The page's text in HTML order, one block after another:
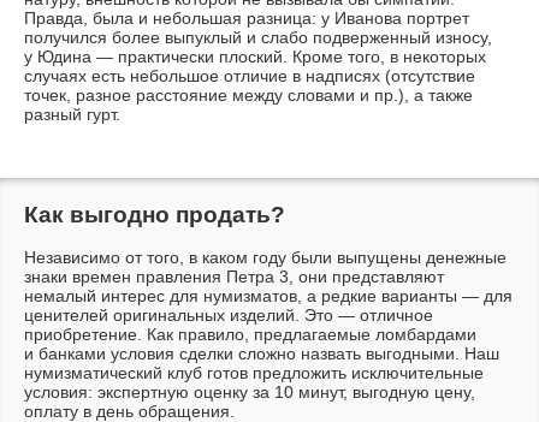
Правда, была и небольшая разница: у Иванова портрет
получился более выпуклый и слабо подверженный износу,
у Юдина — практически плоский. Кроме того, в некоторых
случаях есть небольшое отличие в надписях (отсутствие
точек, разное расстояние между словами и пр.), а также
разный гурт.
Как выгодно продать?
Независимо от того, в каком году были выпущены денежные
знаки времен правления Петра 3, они представляют
немалый интерес для нумизматов, а редкие варианты — для
ценителей оригинальных изделий. Это — отличное
приобретение. Как правило, предлагаемые ломбардами
и банками условия сделки сложно назвать выгодными. Наш
нумизматический клуб готов предложить исключительные
условия: экспертную оценку за 10 минут, выгодную цену,
оплату в день обращения.